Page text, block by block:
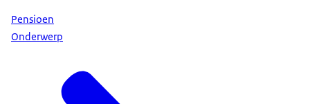
Pensioen
Onderwerp